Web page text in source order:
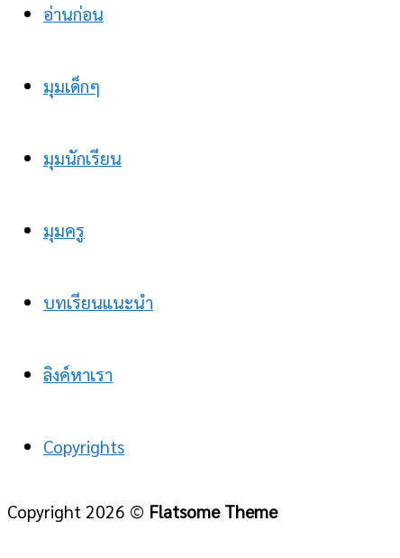
อ่านก่อน
มุมเด็กๆ
มุมนักเรียน
มุมครู
บทเรียนแนะนำ
ลิงค์หาเรา
Copyrights
Copyright 2026 © Flatsome Theme